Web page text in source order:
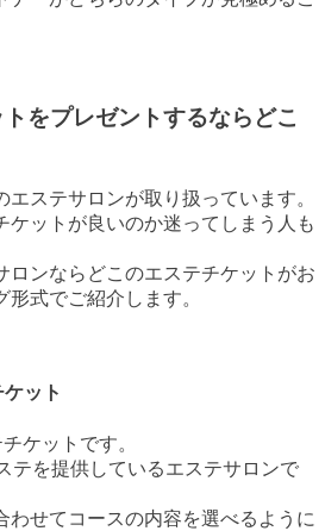
をプレゼントするならどこ
ステサロンが取り扱っています。
ケットが良いのか迷ってしまう人も
ロンならどこのエステチケットがお
式でご紹介します。
ット
ケットです。
テを提供しているエステサロンで
わせてコースの内容を選べるように